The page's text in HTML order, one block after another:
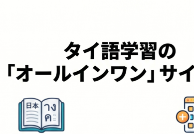
ローマ字に置き換えて検索！
こちら。